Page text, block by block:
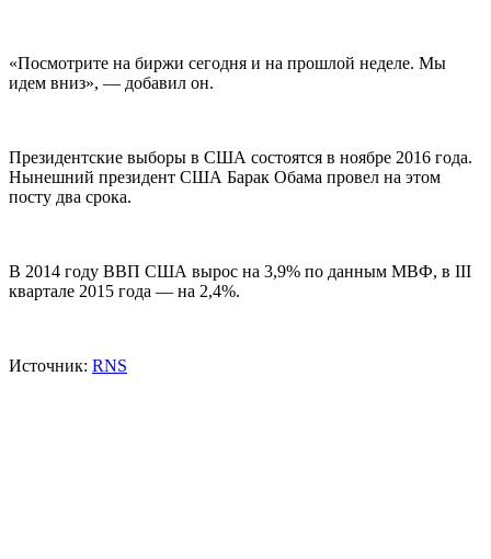
«Посмотрите на биржи сегодня и на прошлой неделе. Мы
идем вниз», — добавил он.
Президентские выборы в США состоятся в ноябре 2016 года.
Нынешний президент США Барак Обама провел на этом
посту два срока.
В 2014 году ВВП США вырос на 3,9% по данным МВФ, в III
квартале 2015 года — на 2,4%.
Источник: RNS